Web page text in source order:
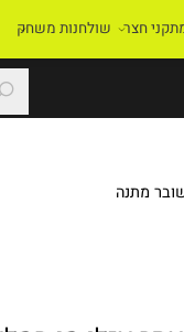
שולחנות משחק